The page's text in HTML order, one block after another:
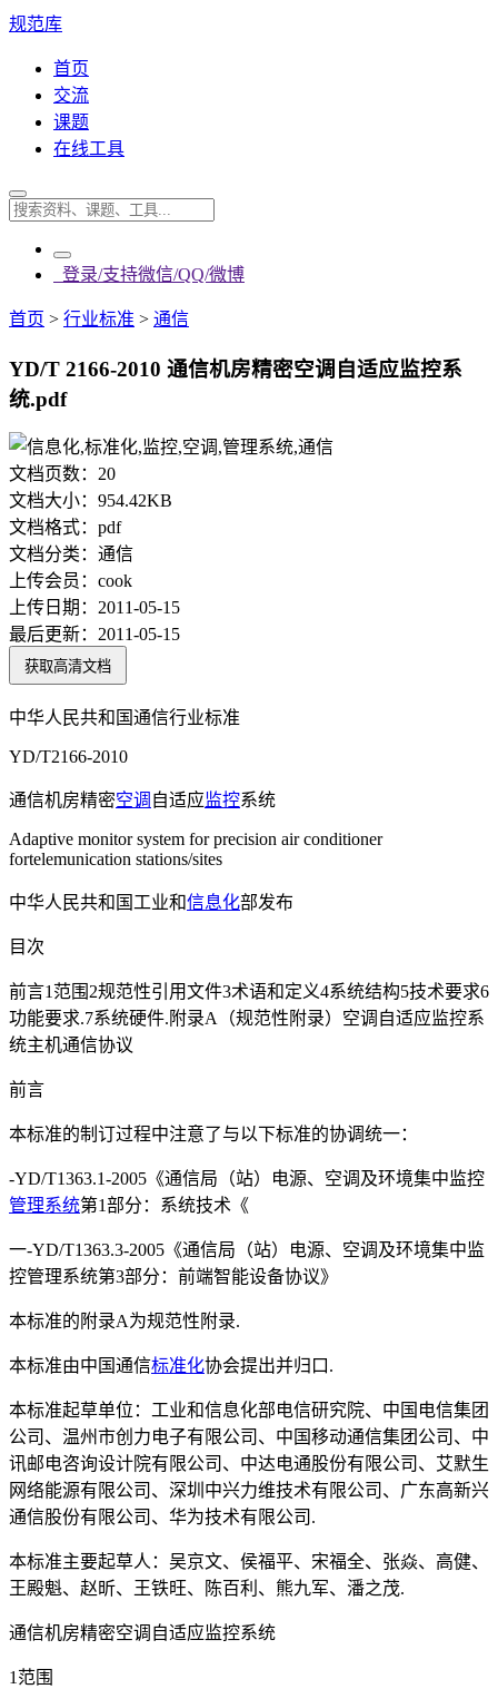
规范库
首页
交流
课题
在线工具
登录/支持微信/QQ/微博
首页 > 行业标准 > 通信
YD/T 2166-2010 通信机房精密空调自适应监控系
统.pdf
文档页数： 20
文档大小： 954.42KB
文档格式： pdf
文档分类： 通信
上传会员： cook
上传日期： 2011-05-15
最后更新： 2011-05-15
获取高清文档
中华人民共和国通信行业标准
YD/T2166-2010
通信机房精密空调 自适应监控系统
Adaptive monitor system for precision air conditioner
fortelemunication stations/sites
中华人民共和国工业和信息化部发布
目次
前言1范围2规范性引用文件3术语和定义4系统结构5技术要求6
功能要求.7系统硬件.附录A（规范性附录）空调自适应监控系
统主机通信协议
前言
本标准的制订过程中注意了与以下标准的协调统一：
-YD/T1363.1-2005《通信局（站）电源、空调及环境集中监控
管理系统第1部分：系统技术《
一-YD/T1363.3-2005《通信局（站）电源、空调及环境集中监
控管理系统第3部分：前端智能设备协议》
本标准的附录A为规范性附录.
本标准由中国通信标准化协会提出并归口.
本标准起草单位：工业和信息化部电信研究院、中国电信集团
公司、温州市创力电子有限公司、中国移动通信集团公司、中
讯邮电咨询设计院有限公司、中达电通股份有限公司、艾默生
网络能源有限公司、深圳中兴力维技术有限公司、广东高新兴
通信股份有限公司、华为技术有限公司.
本标准主要起草人：吴京文、侯福平、宋福全、张焱、高健、
王殿魁、赵昕、王铁旺、陈百利、熊九军、潘之茂.
通信机房精密空调自适应监控系统
1范围